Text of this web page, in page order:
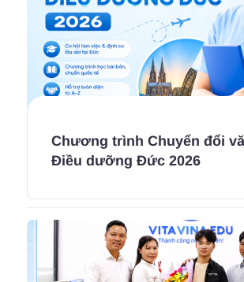
Chương trình Chuyển đổi
Điều dưỡng Đức 2026